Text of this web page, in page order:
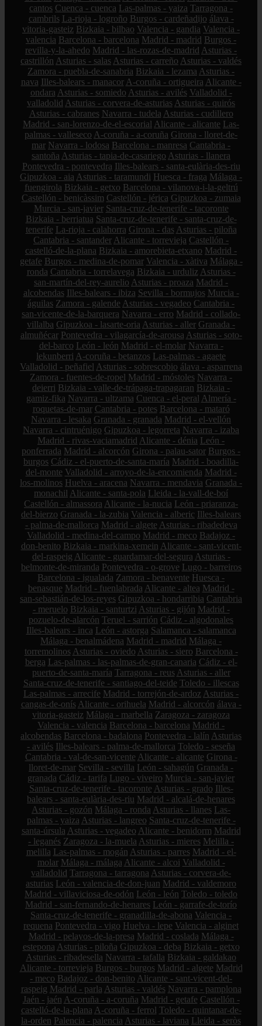
cantos Cuenca - cuenca Las-palmas - yaiza Tarragona -
cambrils La-rioja - logroño Burgos - cardeñadijo álava -
vitoria-gasteiz Bizkaia - bilbao Valencia - gandia Valencia -
valencia Barcelona - barcelona Madrid - madrid Burgos -
revilla-y-la-ahedo Madrid - las-rozas-de-madrid Asturias -
castrillón Asturias - salas Asturias - carreño Asturias - valdés
Zamora - puebla-de-sanabria Bizkaia - lezama Asturias -
nava Illes-balears - manacor A-coruña - ortigueira Alicante -
ondara Asturias - somiedo Asturias - avilés Valladolid -
valladolid Asturias - corvera-de-asturias Asturias - quirós
Asturias - cabranes Navarra - tudela Asturias - cudillero
Madrid - san-lorenzo-de-el-escorial Alicante - alicante Las-
palmas - valleseco A-coruña - a-coruña Girona - lloret-de-
mar Navarra - lodosa Barcelona - manresa Cantabria -
santoña Asturias - tapia-de-casariego Asturias - llanera
Pontevedra - pontevedra Illes-balears - santa-eulària-des-riu
Gipuzkoa - aia Asturias - taramundi Huesca - fraga Málaga -
fuengirola Bizkaia - getxo Barcelona - vilanova-i-la-geltrú
Castellón - benicàssim Castellón - jérica Gipuzkoa - zumaia
Murcia - san-javier Santa-cruz-de-tenerife - tacoronte
Bizkaia - berriatua Santa-cruz-de-tenerife - santa-cruz-de-
tenerife La-rioja - calahorra Girona - das Asturias - piloña
Cantabria - santander Alicante - torrevieja Castellón -
castelló-de-la-plana Bizkaia - amorebieta-etxano Madrid -
getafe Burgos - medina-de-pomar Valencia - xàtiva Málaga -
ronda Cantabria - torrelavega Bizkaia - urduliz Asturias -
san-martín-del-rey-aurelio Asturias - proaza Madrid -
alcobendas Illes-balears - ibiza Sevilla - bormujos Murcia -
águilas Zamora - galende Asturias - vegadeo Cantabria -
san-vicente-de-la-barquera Navarra - erro Madrid - collado-
villalba Gipuzkoa - lasarte-oria Asturias - aller Granada -
almuñécar Pontevedra - vilagarcía-de-arousa Asturias - soto-
del-barco León - león Madrid - el-molar Navarra -
lekunberri A-coruña - betanzos Las-palmas - agaete
Valladolid - peñafiel Asturias - sobrescobio álava - asparrena
Zamora - fuentes-de-ropel Madrid - móstoles Navarra -
deierri Bizkaia - valle-de-trápaga-trapagaran Bizkaia -
gamiz-fika Navarra - ultzama Cuenca - el-peral Almería -
roquetas-de-mar Cantabria - potes Barcelona - mataró
Navarra - lesaka Granada - granada Madrid - el-vellón
Navarra - cintruénigo Gipuzkoa - legorreta Navarra - izaba
Madrid - rivas-vaciamadrid Alicante - dénia León -
ponferrada Madrid - alcorcón Girona - palau-sator Burgos -
burgos Cádiz - el-puerto-de-santa-maría Madrid - boadilla-
del-monte Valladolid - arroyo-de-la-encomienda Madrid -
los-molinos Huelva - aracena Navarra - mendavia Granada -
monachil Alicante - santa-pola Lleida - la-vall-de-boí
Castellón - almassora Alicante - la-nucia León - priaranza-
del-bierzo Granada - la-zubia Valencia - alberic Illes-balears
- palma-de-mallorca Madrid - algete Asturias - ribadedeva
Valladolid - medina-del-campo Madrid - meco Badajoz -
don-benito Bizkaia - markina-xemein Alicante - sant-vicent-
del-raspeig Alicante - guardamar-del-segura Asturias -
belmonte-de-miranda Pontevedra - o-grove Lugo - barreiros
Barcelona - igualada Zamora - benavente Huesca -
benasque Madrid - fuenlabrada Alicante - altea Madrid -
san-sebastián-de-los-reyes Gipuzkoa - hondarribia Cantabria
- meruelo Bizkaia - santurtzi Asturias - gijón Madrid -
pozuelo-de-alarcón Teruel - sarrión Cádiz - algodonales
Illes-balears - inca León - astorga Salamanca - salamanca
Málaga - benalmádena Madrid - madrid Málaga -
torremolinos Asturias - oviedo Asturias - siero Barcelona -
berga Las-palmas - las-palmas-de-gran-canaria Cádiz - el-
puerto-de-santa-maría Tarragona - reus Asturias - aller
Santa-cruz-de-tenerife - santiago-del-teide Toledo - illescas
Las-palmas - arrecife Madrid - torrejón-de-ardoz Asturias -
cangas-de-onís Alicante - orihuela Madrid - alcorcón álava -
vitoria-gasteiz Málaga - marbella Zaragoza - zaragoza
Valencia - valencia Barcelona - barcelona Madrid -
alcobendas Barcelona - badalona Pontevedra - lalín Asturias
- avilés Illes-balears - palma-de-mallorca Toledo - seseña
Cantabria - val-de-san-vicente Alicante - alicante Girona -
lloret-de-mar Sevilla - sevilla León - sahagún Granada -
granada Cádiz - tarifa Lugo - viveiro Murcia - san-javier
Santa-cruz-de-tenerife - tacoronte Asturias - grado Illes-
balears - santa-eulària-des-riu Madrid - alcalá-de-henares
Asturias - gozón Málaga - ronda Asturias - llanes Las-
palmas - yaiza Asturias - langreo Santa-cruz-de-tenerife -
santa-úrsula Asturias - vegadeo Alicante - benidorm Madrid
- leganés Zaragoza - la-muela Asturias - mieres Melilla -
melilla Las-palmas - mogán Asturias - parres Madrid - el-
molar Málaga - málaga Alicante - alcoi Valladolid -
valladolid Tarragona - tarragona Asturias - corvera-de-
asturias León - valencia-de-don-juan Madrid - valdemoro
Madrid - villaviciosa-de-odón León - león Toledo - toledo
Madrid - san-fernando-de-henares León - garrafe-de-torío
Santa-cruz-de-tenerife - granadilla-de-abona Valencia -
requena Pontevedra - vigo Huelva - lepe Valencia - alginet
Madrid - pelayos-de-la-presa Madrid - coslada Málaga -
estepona Asturias - piloña Gipuzkoa - deba Bizkaia - getxo
Asturias - ribadesella Navarra - tafalla Bizkaia - galdakao
Alicante - torrevieja Burgos - burgos Madrid - algete Madrid
- meco Badajoz - don-benito Alicante - sant-vicent-del-
raspeig Madrid - parla Asturias - valdés Navarra - pamplona
Jaén - jaén A-coruña - a-coruña Madrid - getafe Castellón -
castelló-de-la-plana A-coruña - ferrol Toledo - quintanar-de-
la-orden Palencia - palencia Asturias - laviana Lleida - seròs